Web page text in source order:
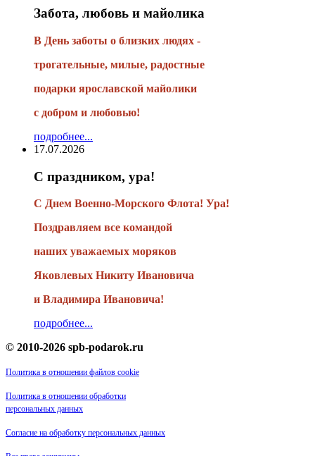
Забота, любовь и майолика
В День заботы о близких людях -
трогательные, милые, радостные
подарки ярославской майолики
с добром и любовью!
подробнее...
17.07.2026
С праздником, ура!
С Днем Военно-Морского Флота! Ура!
Поздравляем все командой
наших уважаемых моряков
Яковлевых Никиту Ивановича
и Владимира Ивановича!
подробнее...
© 2010-2026 spb-podarok.ru
Политика в отношении файлов cookie
Политика в отношении обработки
персональных данных
Согласие на обработку персональных данных